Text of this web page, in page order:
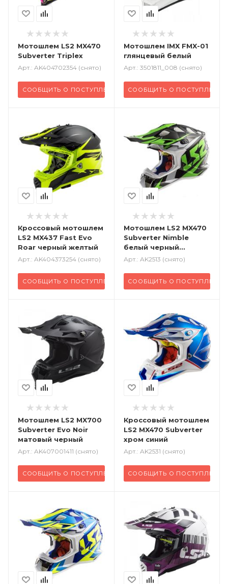
Мотошлем LS2 MX470
Subverter Triplex
Арт.: AK404702354 (снято)
СООБЩИТЬ О ПОСТУПЛЕНИИ
Мотошлем IMX FMX-01
глянцевый белый
Арт.: 3501811_008 (снято)
СООБЩИТЬ О ПОСТУПЛЕНИИ
Кроссовый мотошлем
LS2 MX437 Fast Evo
Roar черный желтый
Арт.: AK404373254 (снято)
СООБЩИТЬ О ПОСТУПЛЕНИИ
Мотошлем LS2 MX470
Subverter Nimble
белый черный
зеленый
Арт.: AK2513 (снято)
СООБЩИТЬ О ПОСТУПЛЕНИИ
Мотошлем LS2 MX700
Subverter Evo Noir
матовый черный
Арт.: AK407001411 (снято)
СООБЩИТЬ О ПОСТУПЛЕНИИ
Кроссовый мотошлем
LS2 MX470 Subverter
хром синий
Арт.: AK2531 (снято)
СООБЩИТЬ О ПОСТУПЛЕНИИ